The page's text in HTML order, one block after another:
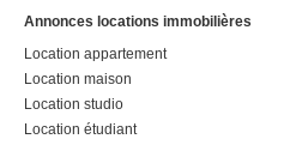
Annonces locations immobilières
Location appartement
Location maison
Location studio
Location étudiant